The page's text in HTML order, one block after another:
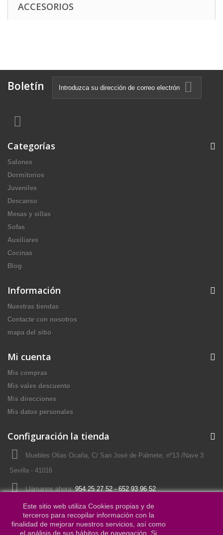
ACCESORIOS
Boletín
Categorías
Salones
Dormitorios
Juveniles
Descanso
Mesas y sillas
Sofas
Auxiliares
Cocinas
Blog
Información
Nuestras tiendas
Contacte con nosotros
mapa del sitio
Mi cuenta
Mis compras
Mis vales descuento
Mis direcciones
Mis datos personales
Configuración la tienda
Muebles Olias Ocaña, C/ San José de Palmete, nº13 /Nave 3
Sevilla - 41016
Llámanos ahora:954 25 27 52 - 652 93 96 52
Escriba su dirección email:mueblesocana2002@outlook.es
Este sitio web utiliza Cookies propias y de
terceros para recopilar información con la
finalidad de mejorar nuestros servicios, así como
el análisis de sus hábitos de navegación. Si